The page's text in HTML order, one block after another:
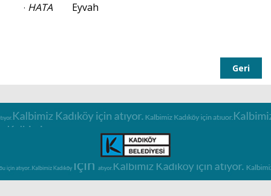
· HATA Eyvah
Geri